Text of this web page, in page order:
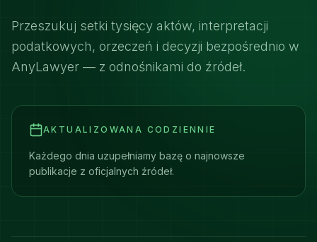
Przeszukuj setki tysięcy aktów, interpretacji
podatkowych, orzeczeń i decyzji bezpośrednio w
AnyLawyer — z odnośnikami do źródeł.
AKTUALIZOWANA CODZIENNIE
Każdego dnia uzupełniamy bazę o najnowsze
publikacje z oficjalnych źródeł.